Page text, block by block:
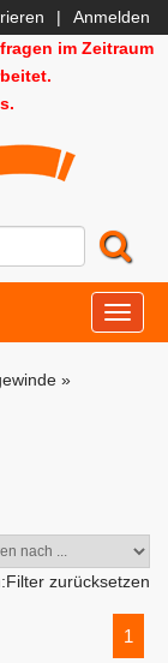
|
Anmelden
im Zeitraum
»
Filter zurücksetzen
1